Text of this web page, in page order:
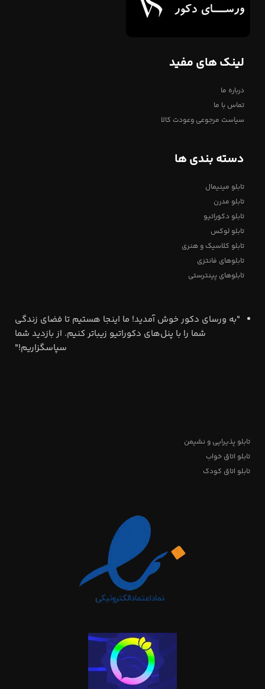
لینک های مفید
درباره ما
تماس با ما
سیاست مرجوعی وعودت کالا
دسته بندی ها
تابلو مینیمال
تابلو مدرن
تابلو دکوراتیو
تابلو لوکس
تابلو کلاسیک و هنری
تابلوهای فانتزی
تابلوهای پینترستی
"به ورسای دکور خوش آمدید! ما اینجا هستیم تا فضای زندگی
شما را با پنل‌های دکوراتیو زیباتر کنیم. از بازدید شما
سپاسگزاریم!"
تابلو پذیرایی و نشیمن
تابلو اتاق خواب
تابلو اتاق کودک